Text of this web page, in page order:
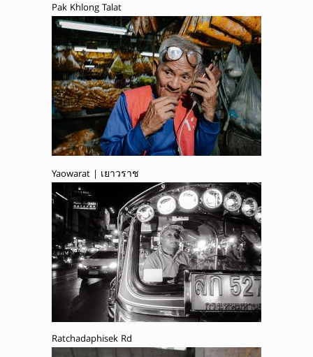
Pak Khlong Talat
Yaowarat | เยาวราช
Ratchadaphisek Rd